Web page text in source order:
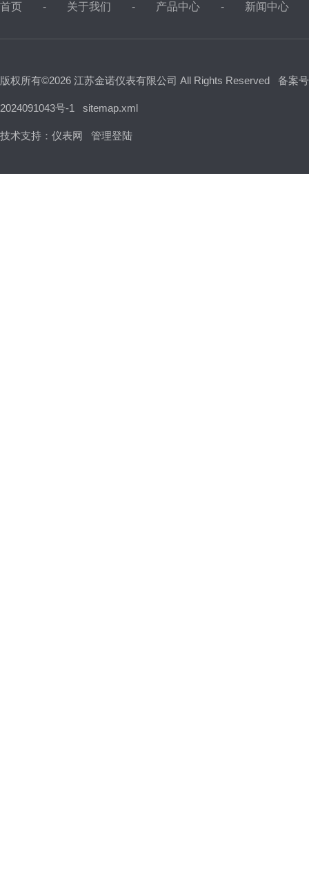
首页 关于我们 产品中心 新闻中心
版权所有©2026 江苏金诺仪表有限公司 All Rights Reserved 备案
2024091043号-1 sitemap.xml
技术支持： 仪表网 管理登陆